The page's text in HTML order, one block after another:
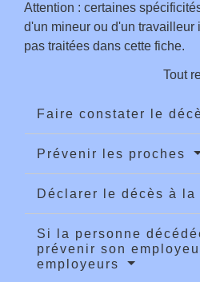
Attention : certaines
d'un mineur ou d'un travailleur
pas traitées dans cette fiche.
Tout
Faire constater le
Prévenir les proches
Déclarer le décès à la
Si la personne
prévenir son
employeurs